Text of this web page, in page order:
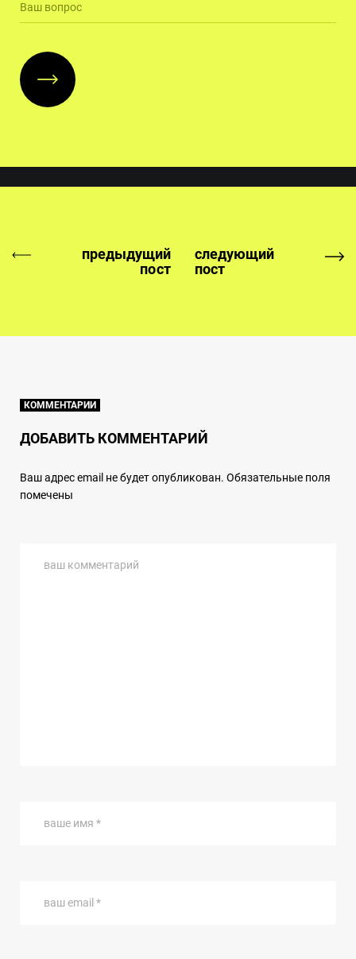
Ваш вопрос
предыдущий
пост
следующий
пост
КОММЕНТАРИИ
ДОБАВИТЬ КОММЕНТАРИЙ
Ваш адрес email не будет опубликован. Обязательные поля
помечены
ваш комментарий
ваше имя *
ваш email *